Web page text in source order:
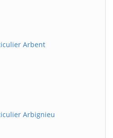
Arbent
Arbignieu